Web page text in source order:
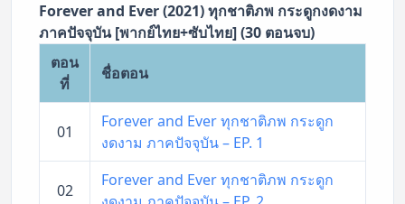
Forever and Ever (2021) ทุกชาติภพ กระดูกงดงาม
ภาคปัจจุบัน [พากย์ไทย+ซับไทย] (30 ตอนจบ)
ตอน
ที่
ชื่อตอน
01
Forever and Ever ทุกชาติภพ กระดูก
งดงาม ภาคปัจจุบัน – EP. 1
02
Forever and Ever ทุกชาติภพ กระดูก